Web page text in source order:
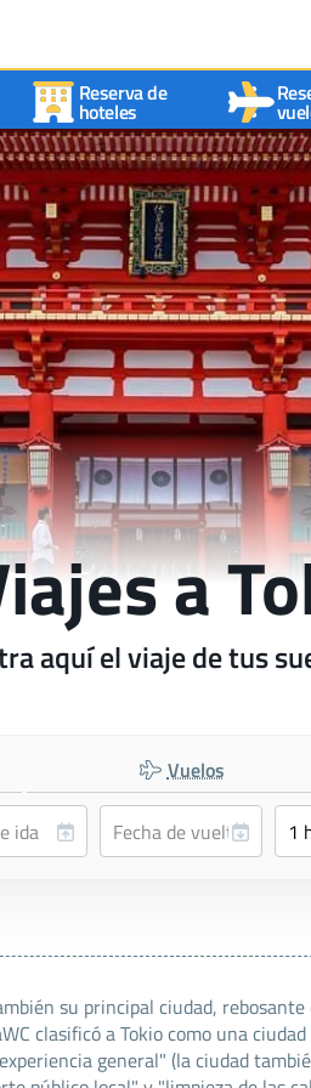
Reserva de
hoteles
a
aquí el viaje de tus
Vuelos
su principal ciudad,
clasificó a Tokio como una
general" (la ciudad